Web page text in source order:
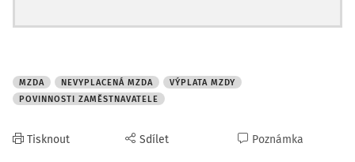
MZDA NEVYPLACENÁ MZDA
VÝPLATA MZDY
POVINNOSTI ZAMĚSTNAVATELE
Tisknout Sdílet Poznámka